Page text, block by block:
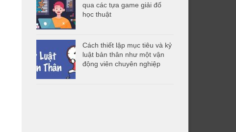
qua các tựa game giải đố
học thuật
Cách thiết lập mục tiêu và kỷ
luật bản thân như một vận
động viên chuyên nghiệp